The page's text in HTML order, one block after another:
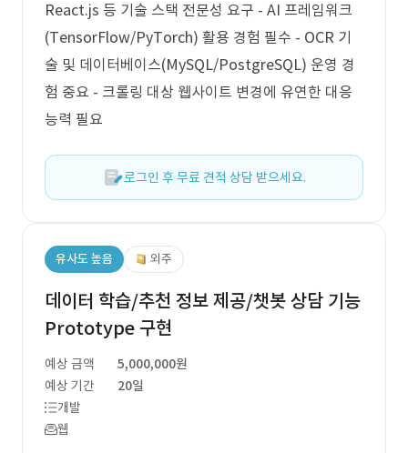
React.js 등 기술 스택 전문성 요구 - AI 프레임워크
(TensorFlow/PyTorch) 활용 경험 필수 - OCR 기
술 및 데이터베이스(MySQL/PostgreSQL) 운영 경
험 중요 - 크롤링 대상 웹사이트 변경에 유연한 대응
능력 필요
로그인 후 무료 견적 상담 받으세요.
유사도 높음 외주
데이터 학습/추천 정보 제공/챗봇 상담 기능
Prototype 구현
예상 금액
5,000,000원
예상 기간
20일
개발
웹